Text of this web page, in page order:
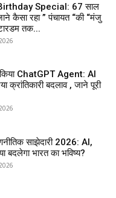
Special: 67 साल
कैसा रहा ” पंचायत “की “मंजु
तक...
ChatGPT Agent: AI
क्रांतिकारी बदलाव , जाने पूरी
साझेदारी 2026: AI,
बदलेगा भारत का भविष्य?